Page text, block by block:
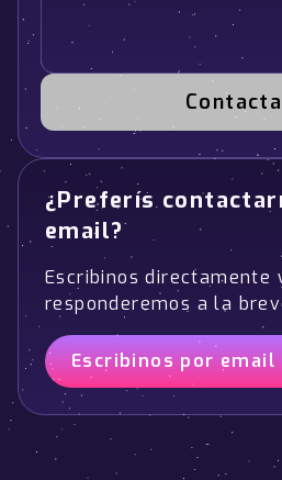
¿Preferís
email?
Escribinos directamente
responderemos a la
Escribinos por email